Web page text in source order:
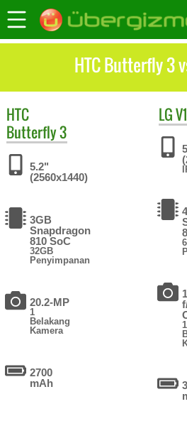
HTC Butterfly 3
HTC
Butterfly 3
5.2"
(2560x1440)
3GB
Snapdragon
810 SoC
32GB
Penyimpanan
20.2-MP
1
Belakang
Kamera
2700
mAh
LG
1